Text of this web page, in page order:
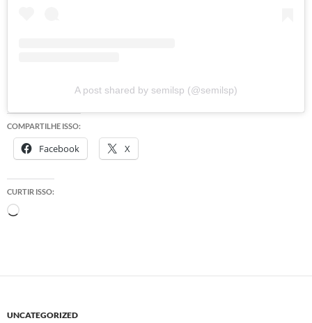
A post shared by semilsp (@semilsp)
COMPARTILHE ISSO:
Facebook X
CURTIR ISSO:
Carregando...
UNCATEGORIZED